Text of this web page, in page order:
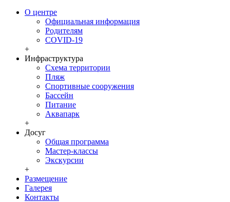
О центре
Официальная информация
Родителям
COVID-19
+
Инфраструктура
Схема территории
Пляж
Спортивные сооружения
Бассейн
Питание
Аквапарк
+
Досуг
Общая программа
Мастер-классы
Экскурсии
+
Размещение
Галерея
Контакты